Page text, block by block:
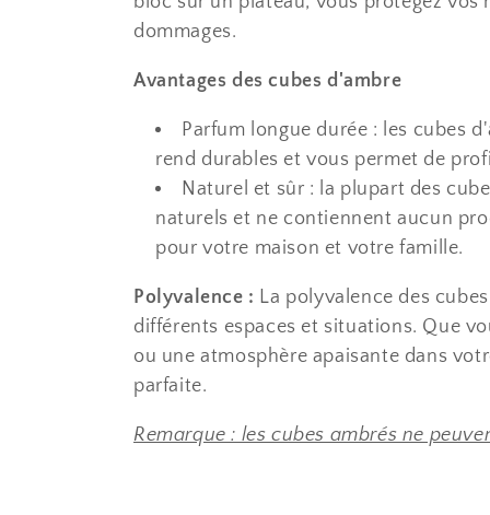
dommages.
Avantages des cubes d'ambre
Parfum longue durée : les cubes
rend durables et vous permet de
Naturel et sûr : la plupart des
naturels et ne contiennent aucun
pour votre maison et votre famille.
Polyvalence : La polyvalence des
différents espaces et situations. Que
ou une atmosphère apaisante dans
parfaite.
Remarque : les cubes ambrés ne